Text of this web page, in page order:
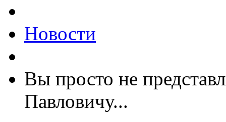
Новости
Вы просто не
Павловичу...